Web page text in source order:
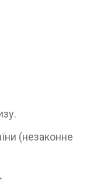
(незаконне